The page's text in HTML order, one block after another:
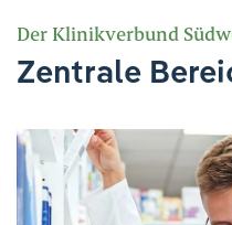
Pflege & Beratung
Ausbildung & Studium
Jobs & Karriere
Der Klinikverbund
Zentrale